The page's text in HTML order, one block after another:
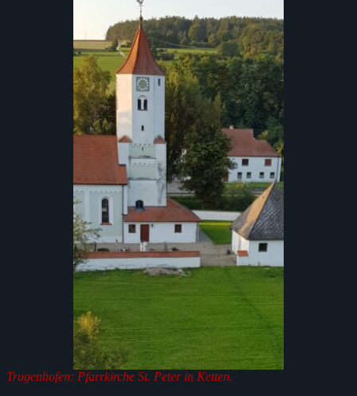
Trugenhofen: Pfarrkirche St. Peter in Ketten.